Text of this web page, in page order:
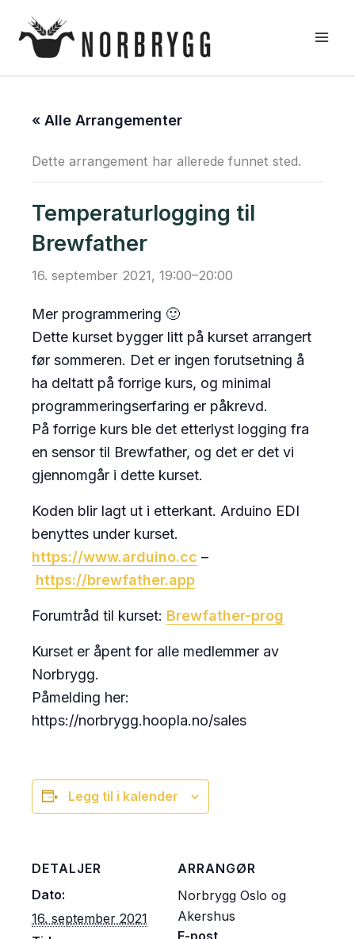
rett
« Alle Arrangementer
Dette arrangement har allerede funnet sted.
Temperaturlogging til
Brewfather
16. september 2021, 19:00–20:00
Mer programmering 🙂
Dette kurset bygger litt på kurset arrangert
før sommeren. Det er ingen forutsetning å
ha deltatt på forrige kurs, og minimal
programmeringserfaring er påkrevd.
På forrige kurs ble det etterlyst logging fra
en sensor til Brewfather, og det er det vi
gjennomgår i dette kurset.
Koden blir lagt ut i etterkant. Arduino EDI
benyttes under kurset.
https://www.arduino.cc –
https://brewfather.app
Forumtråd til kurset: Brewfather-prog
Kurset er åpent for alle medlemmer av
Norbrygg.
Påmelding her:
https://norbrygg.hoopla.no/sales
Legg til i kalender
DETALJER
Dato:
16. september 2021
ARRANGØR
Norbrygg Oslo og
Akershus
E-post